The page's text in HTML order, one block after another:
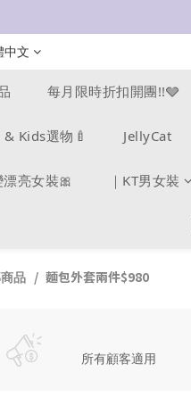
中文
每月限時折扣開團!!🩶
Kids選物🍼 JellyCat
漂亮女裝🎀 ｜KT男女裝
品 麵包外套兩件$980
所有顧客適用